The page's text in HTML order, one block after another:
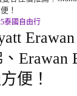
！
泰國自由行
Erawan
便！